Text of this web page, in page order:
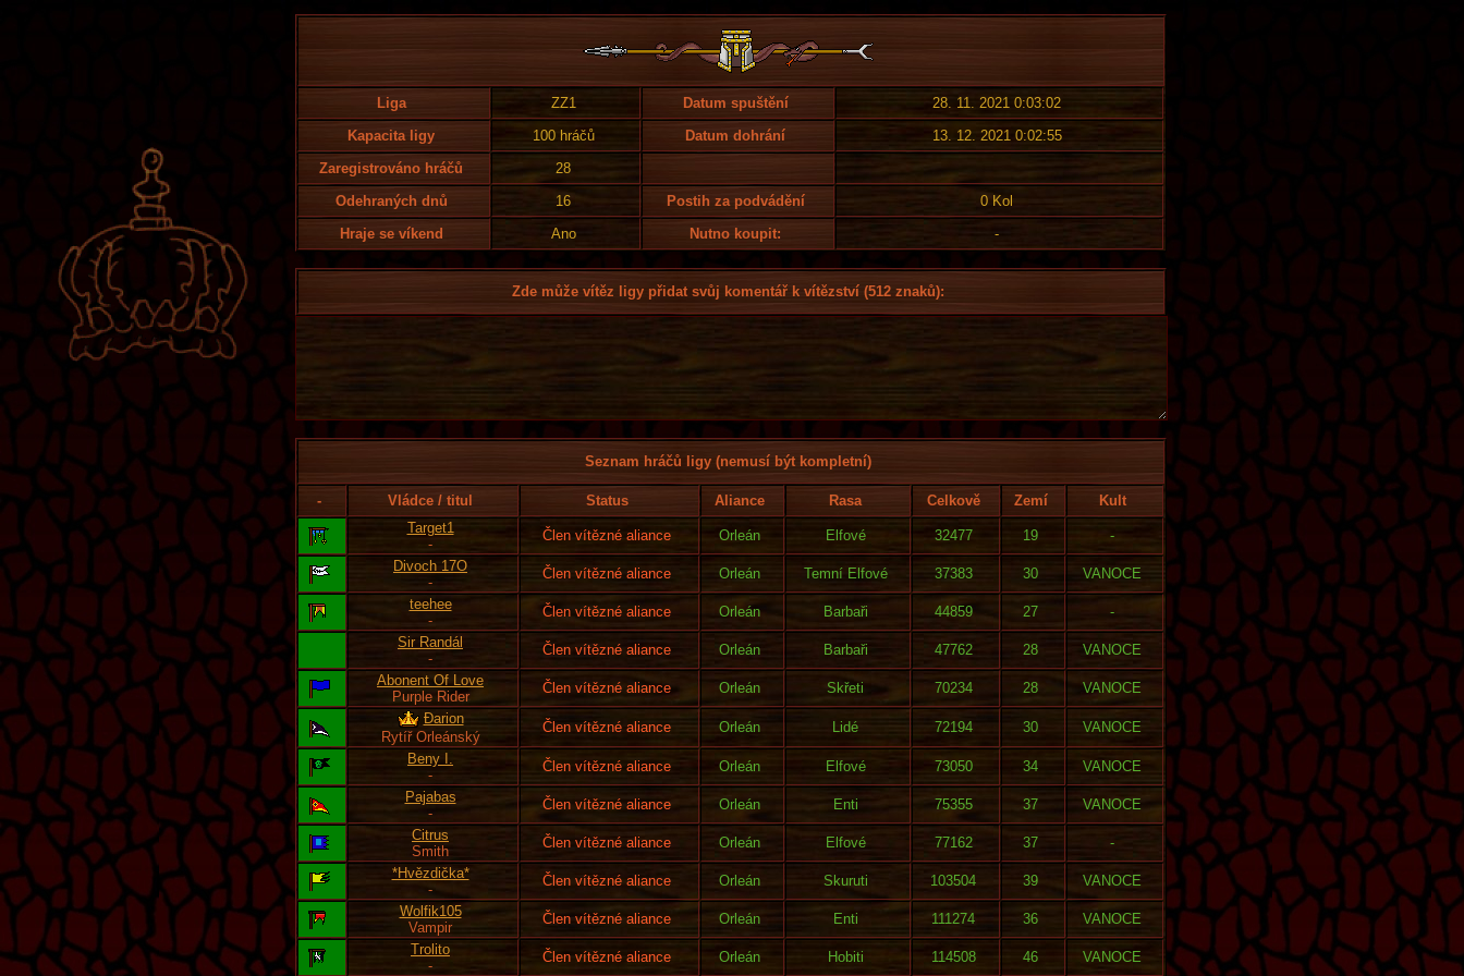
Liga ZZ1 Datum spuštění
28. 11. 2021 0:03:02
Kapacita ligy
100 hráčů Datum dohrání
13. 12. 2021 0:02:55
Zaregistrováno hráčů
28
Odehraných dnů
16 Postih za podvádění
0 Kol
Hraje se víkend
Ano Nutno koupit: -
Zde může vítěz ligy přidat svůj komentář k vítězství (512 znaků):
Seznam hráčů ligy (nemusí být kompletní)
- Vládce / titul Status Aliance Rasa Celkově Zemí
Kult
Target1
-
Člen vítězné aliance Orleán Elfové 32477 19
-
Divoch 17O
-
Člen vítězné aliance Orleán Temní Elfové 37383 30
VANOCE
teehee
-
Člen vítězné aliance Orleán Barbaři 44859 27
-
Sir Randál
-
Člen vítězné aliance Orleán Barbaři 47762 28
VANOCE
Abonent Of Love
Purple Rider
Člen vítězné aliance Orleán Skřeti 70234 28
VANOCE
Đarion
Rytíř Orleánský
Člen vítězné aliance Orleán Lidé 72194 30
VANOCE
Beny I.
-
Člen vítězné aliance Orleán Elfové 73050 34
VANOCE
Pajabas
-
Člen vítězné aliance Orleán Enti 75355 37
VANOCE
Citrus
Smith
Člen vítězné aliance Orleán Elfové 77162 37
-
*Hvězdička*
-
Člen vítězné aliance Orleán Skuruti 103504 39
VANOCE
Wolfik105
Vampir
Člen vítězné aliance Orleán Enti 111274 36
VANOCE
Trolito
-
Člen vítězné aliance Orleán Hobiti 114508 46 VANOCE